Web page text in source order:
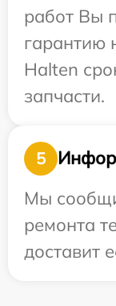
работ Вы
гарантию
Halten
запчасти.
5
Мы
ремонта
доставит